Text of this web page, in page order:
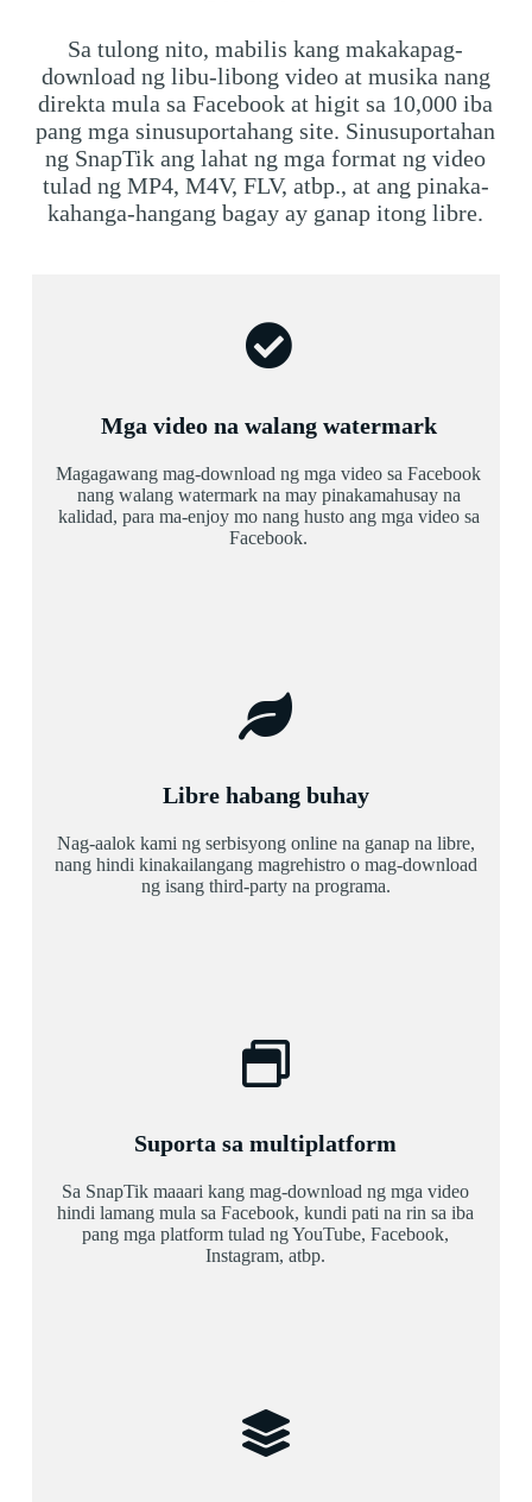
Sa tulong nito, mabilis kang makakapag-
download ng libu-libong video at musika nang
direkta mula sa Facebook at higit sa 10,000 iba
pang mga sinusuportahang site. Sinusuportahan
ng SnapTik ang lahat ng mga format ng video
tulad ng MP4, M4V, FLV, atbp., at ang pinaka-
kahanga-hangang bagay ay ganap itong libre.
Mga video na walang watermark
Magagawang mag-download ng mga video sa Facebook
nang walang watermark na may pinakamahusay na
kalidad, para ma-enjoy mo nang husto ang mga video sa
Facebook.
Libre habang buhay
Nag-aalok kami ng serbisyong online na ganap na libre,
nang hindi kinakailangang magrehistro o mag-download
ng isang third-party na programa.
Suporta sa multiplatform
Sa SnapTik maaari kang mag-download ng mga video
hindi lamang mula sa Facebook, kundi pati na rin sa iba
pang mga platform tulad ng YouTube, Facebook,
Instagram, atbp.